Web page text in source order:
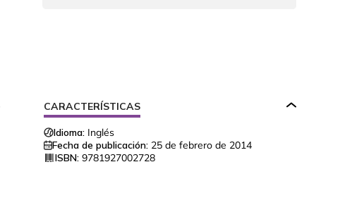
CARACTERÍSTICAS
Idioma: Inglés
Fecha de publicación: 25 de febrero de 2014
ISBN: 9781927002728